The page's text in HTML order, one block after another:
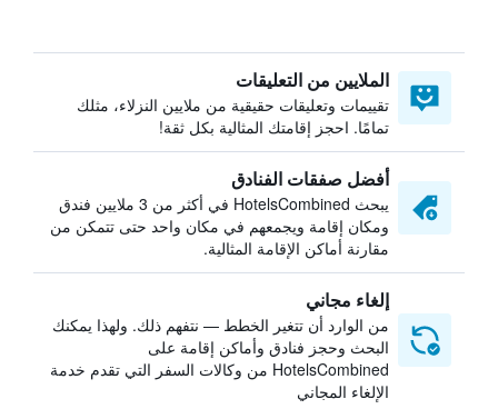
الملايين من التعليقات
تقييمات وتعليقات حقيقية من ملايين النزلاء، مثلك
تمامًا. احجز إقامتك المثالية بكل ثقة!
أفضل صفقات الفنادق
يبحث HotelsCombined في أكثر من 3 ملايين فندق
ومكان إقامة ويجمعهم في مكان واحد حتى تتمكن من
مقارنة أماكن الإقامة المثالية.
إلغاء مجاني
من الوارد أن تتغير الخطط — نتفهم ذلك. ولهذا يمكنك
البحث وحجز فنادق وأماكن إقامة على
HotelsCombined من وكالات السفر التي تقدم خدمة
الإلغاء المجاني